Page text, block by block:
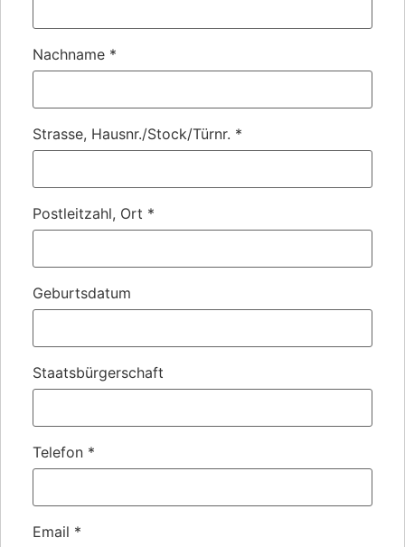
Nachname *
Strasse, Hausnr./Stock/Türnr. *
Postleitzahl, Ort *
Geburtsdatum
Staatsbürgerschaft
Telefon *
Email *